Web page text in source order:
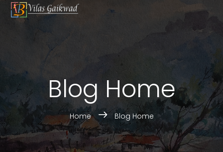
Blog Home
Home Blog Home